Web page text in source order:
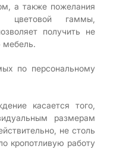
а также пожелания
цветовой гаммы,
получить не
мебель.
по персональному
касается того,
размерам
не столь
кропотливую работу